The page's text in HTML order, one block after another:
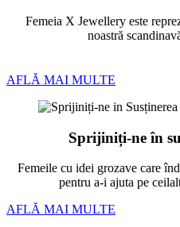
Femeia X Jewellery este
noastră
AFLĂ MAI MULTE
Sprijiniți-ne în
Femeile cu idei grozave care
pentru a-i ajuta pe
AFLĂ MAI MULTE